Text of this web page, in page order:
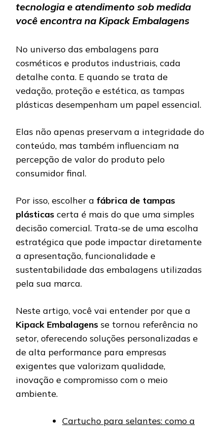
tecnologia e atendimento sob medida
você encontra na Kipack Embalagens
No universo das embalagens para
cosméticos e produtos industriais, cada
detalhe conta. E quando se trata de
vedação, proteção e estética, as tampas
plásticas desempenham um papel essencial.
Elas não apenas preservam a integridade do
conteúdo, mas também influenciam na
percepção de valor do produto pelo
consumidor final.
Por isso, escolher a fábrica de tampas
plásticas certa é mais do que uma simples
decisão comercial. Trata-se de uma escolha
estratégica que pode impactar diretamente
a apresentação, funcionalidade e
sustentabilidade das embalagens utilizadas
pela sua marca.
Neste artigo, você vai entender por que a
Kipack Embalagens se tornou referência no
setor, oferecendo soluções personalizadas e
de alta performance para empresas
exigentes que valorizam qualidade,
inovação e compromisso com o meio
ambiente.
Cartucho para selantes: como a